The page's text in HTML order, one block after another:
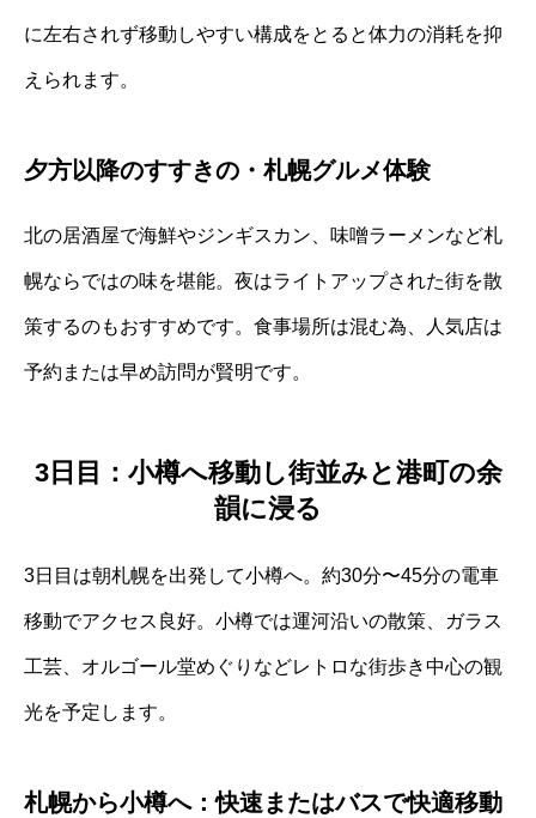
に左右されず移動しやすい構成をとると体力の消耗を抑
えられます。
夕方以降のすすきの・札幌グルメ体験
北の居酒屋で海鮮やジンギスカン、味噌ラーメンなど札
幌ならではの味を堪能。夜はライトアップされた街を散
策するのもおすすめです。食事場所は混む為、人気店は
予約または早め訪問が賢明です。
3日目：小樽へ移動し街並みと港町の余
韻に浸る
3日目は朝札幌を出発して小樽へ。約30分〜45分の電車
移動でアクセス良好。小樽では運河沿いの散策、ガラス
工芸、オルゴール堂めぐりなどレトロな街歩き中心の観
光を予定します。
札幌から小樽へ：快速またはバスで快適移動